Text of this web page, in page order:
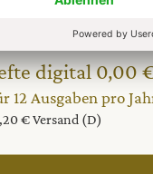
auf alle anderen Artikel
digital 0,00
12 Ausgaben pro
€ Versand (D)